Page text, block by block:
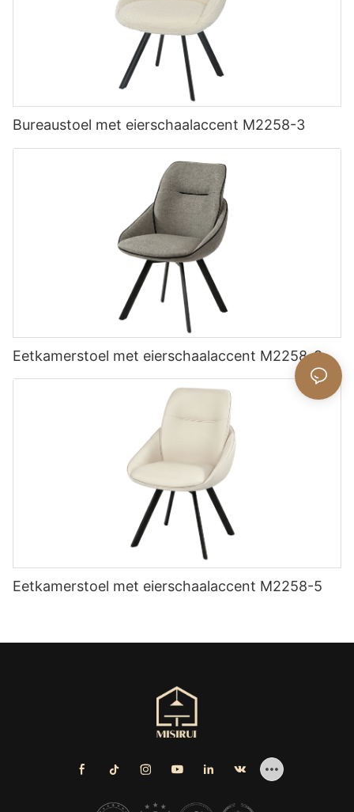
Bureaustoel met eierschaalaccent M2258-3
Eetkamerstoel met eierschaalaccent M2258-9
Eetkamerstoel met eierschaalaccent M2258-5